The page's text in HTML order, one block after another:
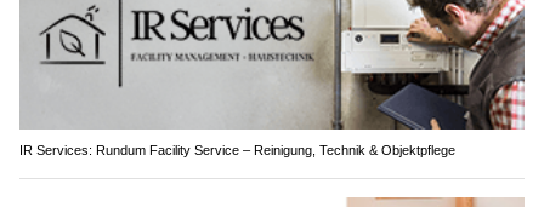
IR Services: Rundum Facility Service – Reinigung, Technik & Objektpflege